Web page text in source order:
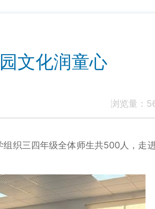
文化润童心
浏览量：
三四年级全体师生共500人，走进